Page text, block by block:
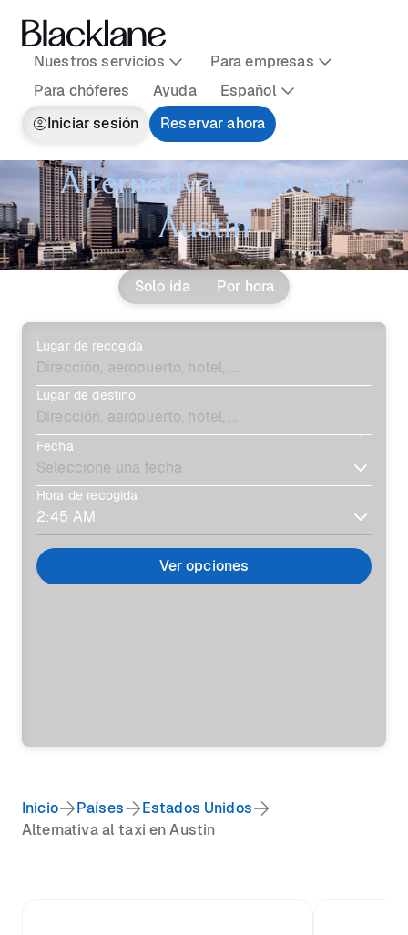
Nuestros servicios
Para empresas
Para chóferes
Ayuda
Español
Iniciar sesión
Reservar ahora
Alternativa al taxi en
Austin
Solo ida Por hora
Lugar de recogida
Lugar de destino
Fecha
Hora de recogida
Ver opciones
Inicio Países
Estados Unidos
Alternativa al taxi en Austin